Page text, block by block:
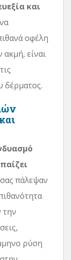
και
οφέλη
είναι
δέρματος.
πάλεψαν
την
ρύση